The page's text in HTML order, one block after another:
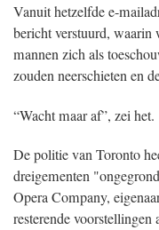
Vanuit hetzelfde e-
bericht verstuurd, waarin
mannen zich als
zouden neerschieten en
“Wacht maar af”, zei het.
De politie van Toronto
dreigementen
Opera Company,
resterende voorstellingen